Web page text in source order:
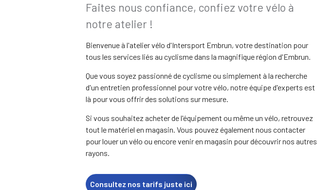
Faites nous confiance, confiez votre vélo à
notre atelier !
Bienvenue à l'atelier vélo d'Intersport Embrun, votre destination pour
tous les services liés au cyclisme dans la magnifique région d'Embrun.
Que vous soyez passionné de cyclisme ou simplement à la recherche
d'un entretien professionnel pour votre vélo, notre équipe d'experts est
là pour vous offrir des solutions sur mesure.
Si vous souhaitez acheter de l'équipement ou même un vélo, retrouvez
tout le matériel en magasin. Vous pouvez également nous contacter
pour louer un vélo ou encore venir en magasin pour découvrir nos autres
rayons.
Consultez nos tarifs juste ici